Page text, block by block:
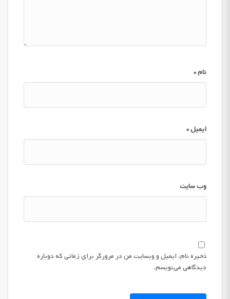
نام*
ایمیل*
وب‌ سایت
ذخیره نام، ایمیل و وبسایت من در مرورگر برای زمانی که دوباره
دیدگاهی می‌نویسم.